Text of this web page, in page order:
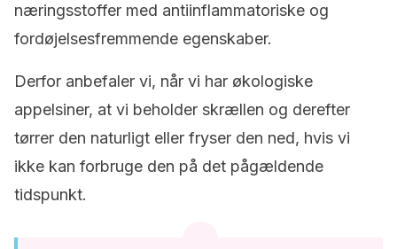
næringsstoffer med antiinflammatoriske og
fordøjelsesfremmende egenskaber.
Derfor anbefaler vi, når vi har økologiske
appelsiner, at vi beholder skrællen og derefter
tørrer den naturligt eller fryser den ned, hvis vi
ikke kan forbruge den på det pågældende
tidspunkt.